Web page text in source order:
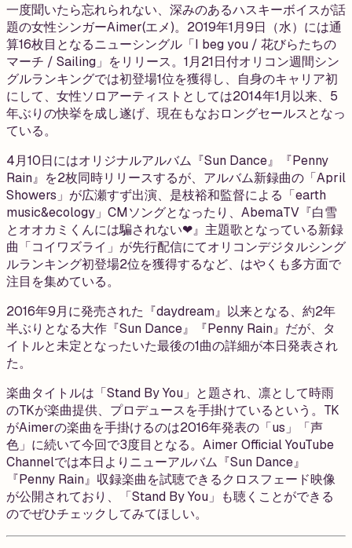
一度聞いたら忘れられない、深みのあるハスキーボイスが話
題の女性シンガーAimer(エメ)。2019年1月9日（水）には通
算16枚目となるニューシングル「I beg you / 花びらたちの
マーチ / Sailing」をリリース。1月21日付オリコン週間シン
グルランキングでは初登場1位を獲得し、自身のキャリア初
にして、女性ソロアーティストとしては2014年1月以来、5
年ぶりの快挙を成し遂げ、現在もなおロングセールスとなっ
ている。
4月10日にはオリジナルアルバム『Sun Dance』『Penny
Rain』を2枚同時リリースするが、アルバム新録曲の「April
Showers」が広瀬すず出演、是枝裕和監督による「earth
music&ecology」CMソングとなったり、AbemaTV『白雪
とオオカミくんには騙されない❤』主題歌となっている新録
曲「コイワズライ」が先行配信にてオリコンデジタルシング
ルランキング初登場2位を獲得するなど、はやくも多方面で
注目を集めている。
2016年9月に発売された『daydream』以来となる、約2年
半ぶりとなる大作『Sun Dance』『Penny Rain』だが、タ
イトルと未定となったいた最後の1曲の詳細が本日発表され
た。
楽曲タイトルは「Stand By You」と題され、凛として時雨
のTKが楽曲提供、プロデュースを手掛けているという。TK
がAimerの楽曲を手掛けるのは2016年発表の「us」「声
色」に続いて今回で3度目となる。Aimer Official YouTube
Channelでは本日よりニューアルバム『Sun Dance』
『Penny Rain』収録楽曲を試聴できるクロスフェード映像
が公開されており、「Stand By You」も聴くことができる
のでぜひチェックしてみてほしい。